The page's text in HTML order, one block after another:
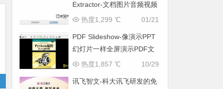
Extractor-文档图片音频视频
提取工具
01/21
热度1,299 ℃
PDF Slideshow-像演示PPT
幻灯片一样全屏演示PDF文
件
10/29
热度1,857 ℃
讯飞智文-科大讯飞研发的免